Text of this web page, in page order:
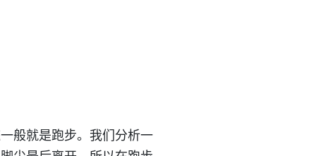
般就是跑步。我们分析一